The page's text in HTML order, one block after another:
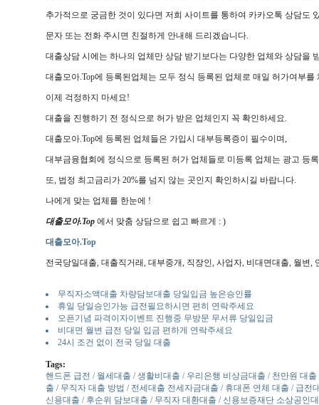
추가적으로 궁금한 것이 있다면 저희 사이트를 통하여 카카오톡 상담도
문자 또는 전화 주시면 친절하게 안내해 드리겠습니다.
대출상담 시에는 하나의 업체만 상담 받기보다는 다양한 업체와 상담을
대출모아.Top에 등록된업체는 모두 정식 등록된 업체로 매일 허가여부를
이제 걱정하지 마세요!
대출을 진행하기 전 정식으로 허가 받은 업체인지 꼭 확인하세요.
대출모아.Top에 등록된 업체들은 가입시 대부등록증이 필수이며,
대부금융협회에 정식으로 등록된 허가 업체들로 미등록 업체는 광고 등
또, 법정 최고금리가 20%를 넘지 않는 곳인지 확인하시길 바랍니다.
나에게 맞는 업체를 한눈에 !
대출모아.Top에서 맞춤 상담으로 쉽고 빠르게 : )
대출모아.Top
전국당일대출, 대출직거래, 대부중개, 직장인, 사업자, 비대면대출, 월변,
무직자소액대출 차량담보대출 당일입금 높은승인률
휴일 당일승인가능 급전필요하시면 편히 연락주세요
오픈기념 파격이자이벤트 진행중 무방문 무서류 당일입금
비대면 월변 급전 당일 입금 편하게 연락주세요
24시 조건 없이 전국 당일 대출
Tags:
핸드폰 급전 / 월세대출 / 생활비대출 / 우리은행 비상금대출 / 천만원 대
출 / 무직자 대출 방법 / 전세대출 전세자금대출 / 휴대폰 연체 대출 / 급
신용대출 / 후순위 담보대출 / 무직자 대환대출 / 신용보증재단 소상공인